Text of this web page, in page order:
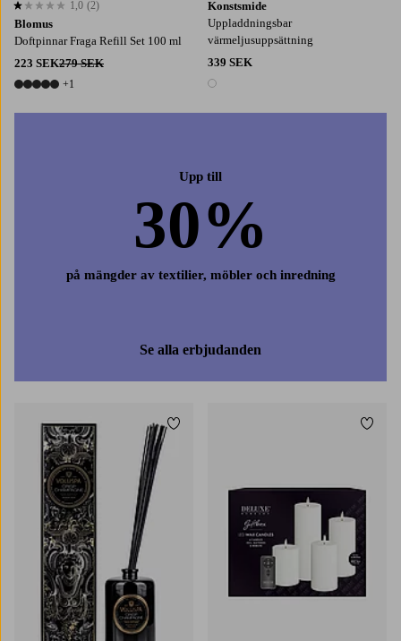
Blomus
Doftpinnar Fraga Refill Set 100 ml
223 SEK279 SEK
6 färger
+1
1,0 baserat på 2 st betyg
1,0 (2)
Upp till
30%
på mängder av textilier, möbler och inredning
Se alla erbjudanden
Konstsmide
Uppladdningsbar
värmeljusuppsättning
339 SEK
1 färg
Lägg till i favoriter